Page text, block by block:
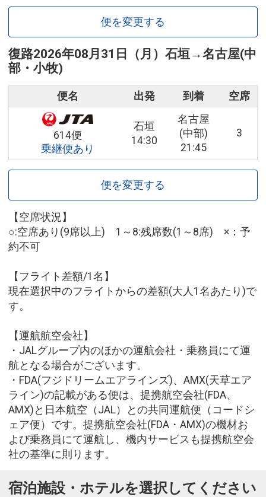
便を変更する
復路2026年08月31日（月） 石垣→名古屋(中
部・小牧)
便名 出発 到着 空席
614便
乗継便あり
石垣
14:30
名古屋
(中部)
21:45
3
便を変更する
【空席状況】
○:空席あり(9席以上) 1～8:残席数(1～8席) ×：予
約不可
【フライト差額/1名】
現在選択中のフライトからの差額(大人1名あたり)で
す。
【運航航空会社】
・JALグループ内のほかの運航会社・乗務員にて運
航となる場合がございます。
・FDA(フジドリームエアラインズ)、AMX(天草エア
ライン)の記載がある便は、提携航空会社(FDA、
AMX)と日本航空（JAL）との共同運航便（コードシ
ェア便）です。提携航空会社(FDA・AMX)の機材お
よび乗務員にて運航し、機内サービスも提携航空会
社の基準に則ります。
宿泊施設・ホテルを選択してください